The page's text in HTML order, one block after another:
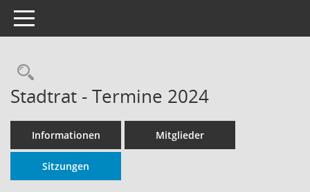
Toggle navigation
Rechercheauswahl
Stadtrat - Termine 2024
Informationen Mitglieder
Sitzungen